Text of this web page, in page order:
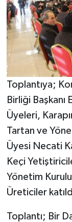
Toplantıya;
Birliği Başkanı
Üyeleri,
Tartan ve
Üyesi Necati
Keçi
Yönetim
Üreticiler
Toplantı; Bir